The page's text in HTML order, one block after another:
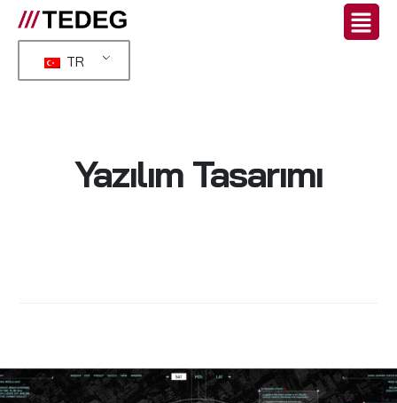
TR
Yazılım Tasarımı